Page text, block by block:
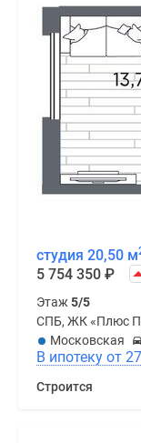
студия 20,50 м
5 754 350 ₽
Этаж5/5
СПБ, ЖК «Плюс
Московская
В
Строится